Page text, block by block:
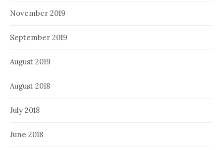
November 2019
September 2019
August 2019
August 2018
July 2018
June 2018